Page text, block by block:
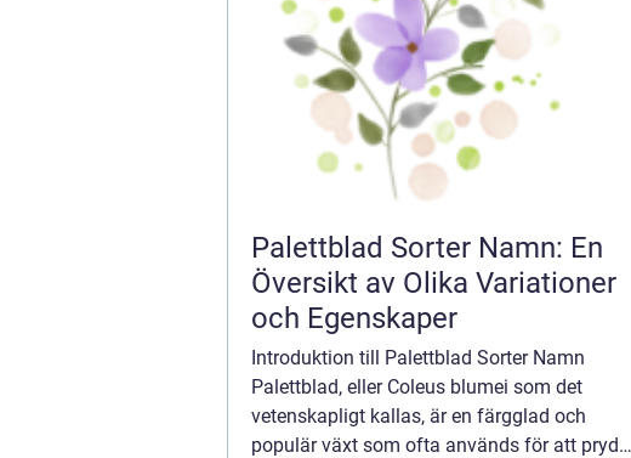
Palettblad Sorter Namn: En
Översikt av Olika Variationer
och Egenskaper
Introduktion till Palettblad Sorter Namn
Palettblad, eller Coleus blumei som det
vetenskapligt kallas, är en färgglad och
populär växt som ofta används för att pryda